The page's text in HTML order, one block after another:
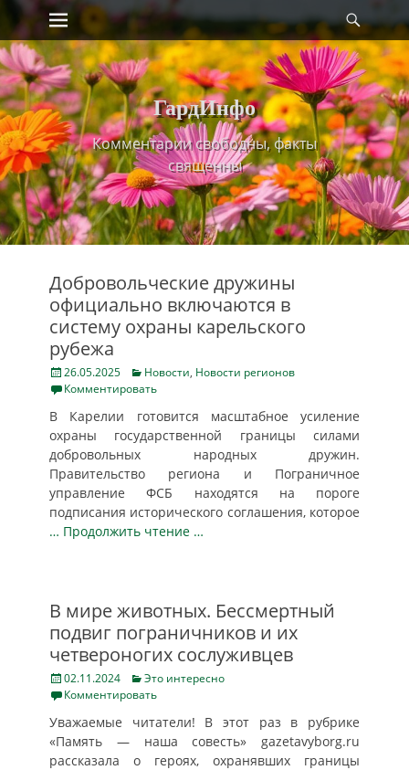
Skip
content
Primary Menu
ГардИнфо
Комментарии свободны, факты
священны
Добровольческие дружины
официально включаются в
систему охраны карельского
рубежа
Posted
on
26.05.2025 Categories
Новости, Новости регионов
Комментировать
В Карелии готовится масштабное усиление
охраны государственной границы силами
добровольных народных дружин.
Правительство региона и Пограничное
управление ФСБ находятся на пороге
подписания исторического соглашения, которое
… Продолжить чтение …
В мире животных. Бессмертный
подвиг пограничников и их
четвероногих сослуживцев
Posted
on
02.11.2024 Categories
Это интересно
Комментировать
Уважаемые читатели! В этот раз в рубрике
«Память — наша совесть» gazetavyborg.ru
рассказала о героях, охранявших границы